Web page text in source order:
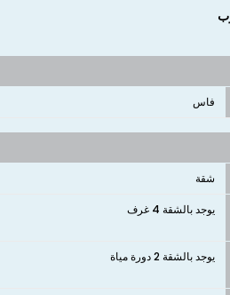
فاس
شقة
يوجد بالشقة 4 غرف
يوجد بالشقة 2 دورة مياة